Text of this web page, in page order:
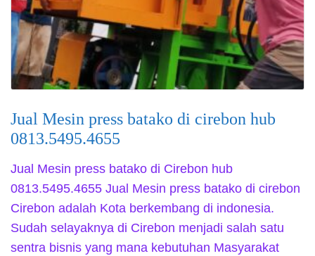
Jual Mesin press batako di cirebon hub
0813.5495.4655
Jual Mesin press batako di Cirebon hub
0813.5495.4655 Jual Mesin press batako di cirebon
Cirebon adalah Kota berkembang di indonesia.
Sudah selayaknya di Cirebon menjadi salah satu
sentra bisnis yang mana kebutuhan Masyarakat